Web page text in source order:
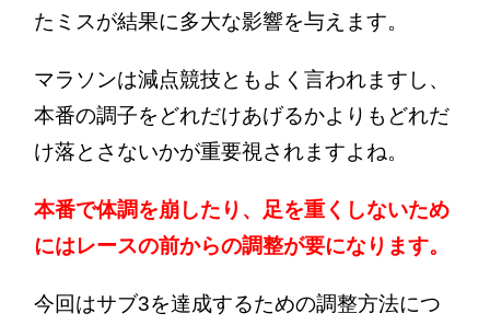
たミスが結果に多大な影響を与えます。
マラソンは減点競技ともよく言われますし、
本番の調子をどれだけあげるかよりもどれだ
け落とさないかが重要視されますよね。
本番で体調を崩したり、足を重くしないため
にはレースの前からの調整が要になります。
今回はサブ3を達成するための調整方法につ